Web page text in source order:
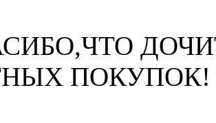
ПОКУПОК!